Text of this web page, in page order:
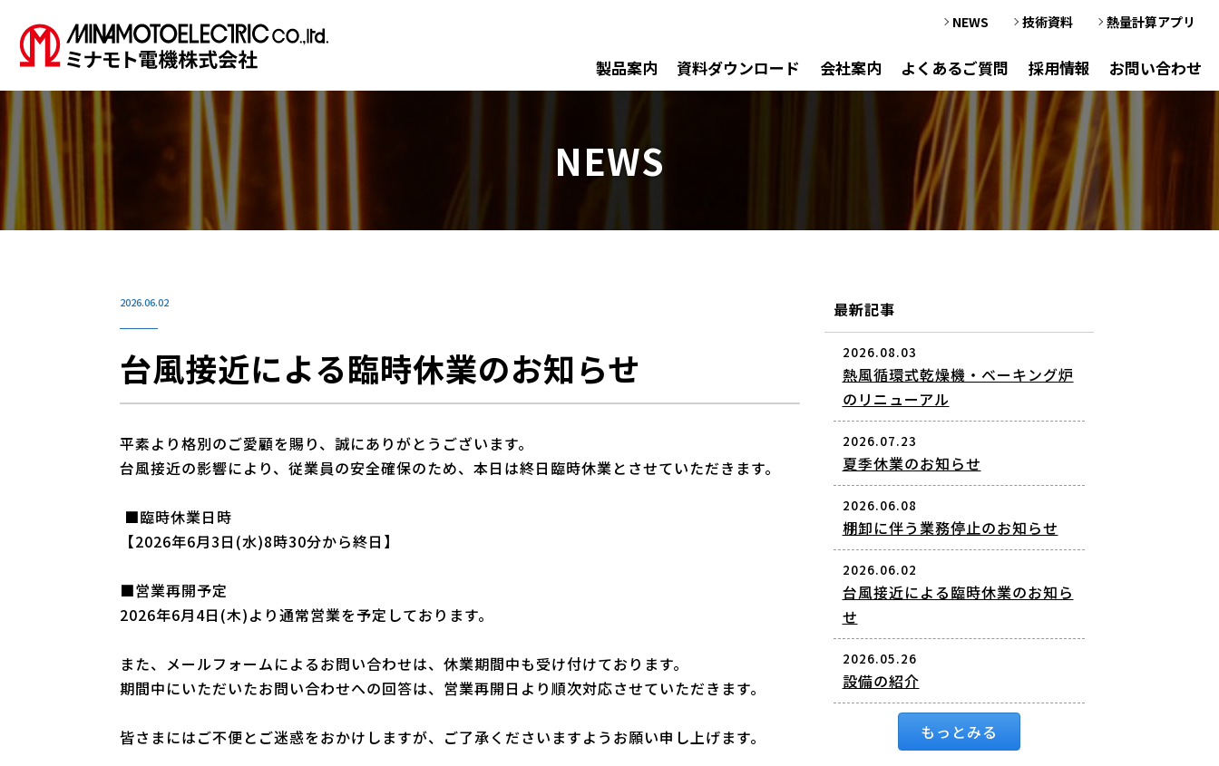
製品案内 資料ダウンロード 会社案内 よくあるご質問 採用情報 お問い合わせ
NEWS 技術資料 熱量計算アプリ
NEWS
2026.06.02
台風接近による臨時休業のお知らせ
平素より格別のご愛顧を賜り、誠にありがとうございます。
台風接近の影響により、従業員の安全確保のため、本日は終日臨時休業とさせていただきます。
■臨時休業日時
【2026年6月3日(水)8時30分から終日】
■営業再開予定
2026年6月4日(木)より通常営業を予定しております。
また、メールフォームによるお問い合わせは、休業期間中も受け付けております。
期間中にいただいたお問い合わせへの回答は、営業再開日より順次対応させていただきます。
皆さまにはご不便とご迷惑をおかけしますが、ご了承くださいますようお願い申し上げます。
最新記事
2026.08.03
熱風循環式乾燥機・ベーキング炉
のリニューアル
2026.07.23
夏季休業のお知らせ
2026.06.08
棚卸に伴う業務停止のお知らせ
2026.06.02
台風接近による臨時休業のお知ら
せ
2026.05.26
設備の紹介
もっとみる